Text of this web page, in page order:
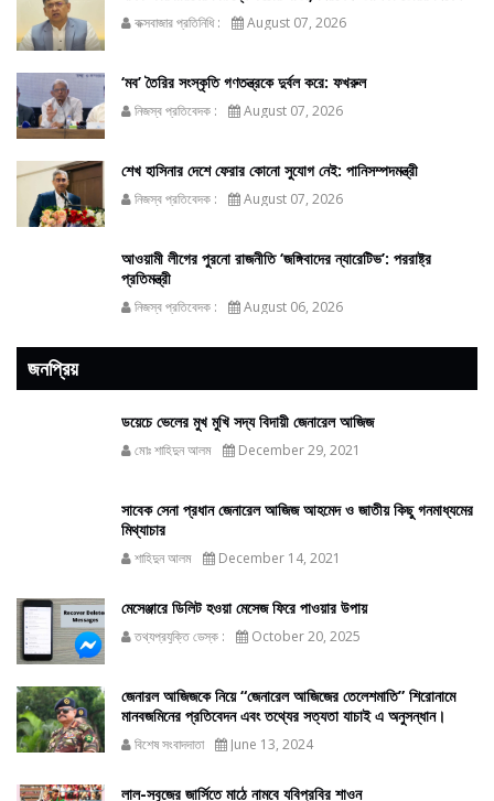
কক্সবাজার প্রতিনিধি : August 07, 2026
‘মব’ তৈরির সংস্কৃতি গণতন্ত্রকে দুর্বল করে: ফখরুল
নিজস্ব প্রতিবেদক : August 07, 2026
শেখ হাসিনার দেশে ফেরার কোনো সুযোগ নেই: পানিসম্পদমন্ত্রী
নিজস্ব প্রতিবেদক : August 07, 2026
আওয়ামী লীগের পুরনো রাজনীতি ‘জঙ্গিবাদের ন্যারেটিভ’: পররাষ্ট্র
প্রতিমন্ত্রী
নিজস্ব প্রতিবেদক : August 06, 2026
জনপ্রিয়
ডয়েচে ভেলের মুখ মুখি সদ্য বিদায়ী জেনারেল আজিজ
মোঃ শাহিদুন আলম December 29, 2021
সাবেক সেনা প্রধান জেনারেল আজিজ আহমেদ ও জাতীয় কিছু গনমাধ্যমের
মিথ্যাচার
শাহিদুন আলম December 14, 2021
মেসেঞ্জারে ডিলিট হওয়া মেসেজ ফিরে পাওয়ার উপায়
তথ্যপ্রযুক্তি ডেস্ক : October 20, 2025
জেনারল আজিজকে নিয়ে “জেনারেল আজিজের তেলেশমাতি” শিরোনামে
মানবজমিনের প্রতিবেদন এবং তথ্যের সত্যতা যাচাই এ অনুসন্ধান।
বিশেষ সংবাদদাতা June 13, 2024
লাল-সবুজের জার্সিতে মাঠে নামবে যবিপ্রবির শাওন